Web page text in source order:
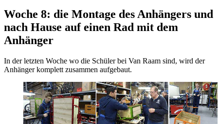
Woche 8: die Montage des Anhängers und
nach Hause auf einen Rad mit dem
Anhänger
In der letzten Woche wo die Schüler bei Van Raam sind, wird der
Anhänger komplett zusammen aufgebaut.